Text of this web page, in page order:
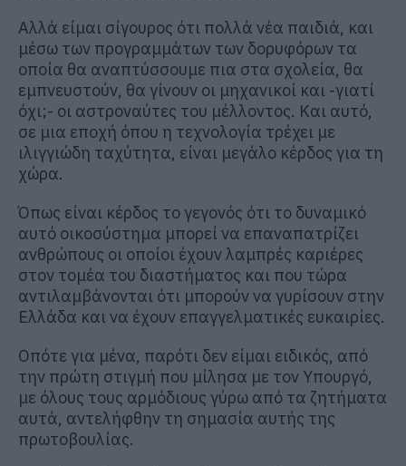
Αλλά είμαι σίγουρος ότι πολλά νέα παιδιά, και
μέσω των προγραμμάτων των δορυφόρων τα
οποία θα αναπτύσσουμε πια στα σχολεία, θα
εμπνευστούν, θα γίνουν οι μηχανικοί και -γιατί
όχι;- οι αστροναύτες του μέλλοντος. Και αυτό,
σε μια εποχή όπου η τεχνολογία τρέχει με
ιλιγγιώδη ταχύτητα, είναι μεγάλο κέρδος για τη
χώρα.
Όπως είναι κέρδος το γεγονός ότι το δυναμικό
αυτό οικοσύστημα μπορεί να επαναπατρίζει
ανθρώπους οι οποίοι έχουν λαμπρές καριέρες
στον τομέα του διαστήματος και που τώρα
αντιλαμβάνονται ότι μπορούν να γυρίσουν στην
Ελλάδα και να έχουν επαγγελματικές ευκαιρίες.
Οπότε για μένα, παρότι δεν είμαι ειδικός, από
την πρώτη στιγμή που μίλησα με τον Υπουργό,
με όλους τους αρμόδιους γύρω από τα ζητήματα
αυτά, αντελήφθην τη σημασία αυτής της
πρωτοβουλίας.